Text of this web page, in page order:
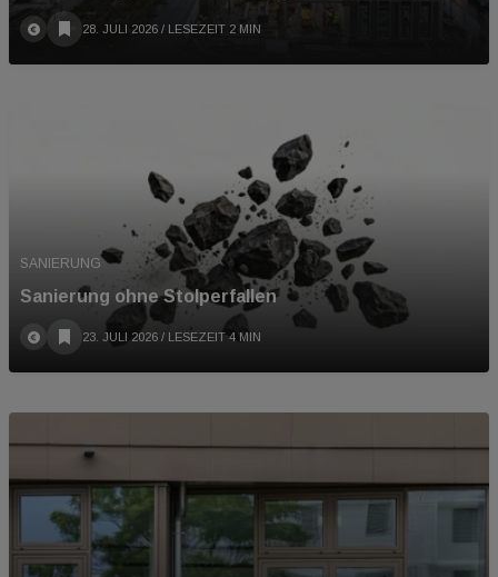
28. JULI 2026 / LESEZEIT 2 MIN
SANIERUNG
Sanierung ohne Stolperfallen
23. JULI 2026 / LESEZEIT 4 MIN